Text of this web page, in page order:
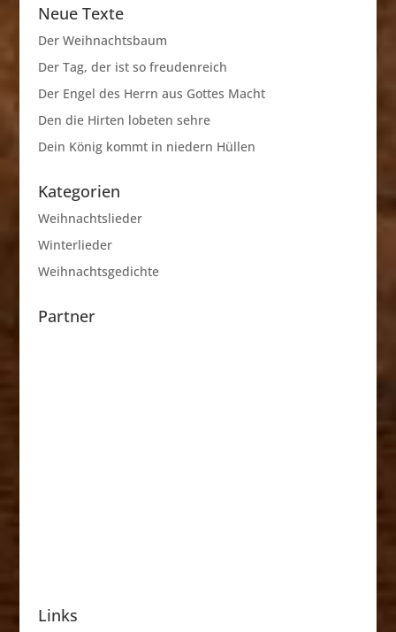
Neue Texte
Der Weihnachtsbaum
Der Tag, der ist so freudenreich
Der Engel des Herrn aus Gottes Macht
Den die Hirten lobeten sehre
Dein König kommt in niedern Hüllen
Kategorien
Weihnachtslieder
Winterlieder
Weihnachtsgedichte
Partner
Links